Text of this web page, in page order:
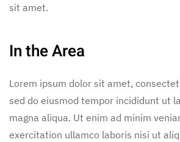
sit amet.
In the Area
Lorem ipsum dolor sit amet,
sed do eiusmod tempor incididunt ut
magna aliqua. Ut enim ad minim
exercitation ullamco laboris nisi ut